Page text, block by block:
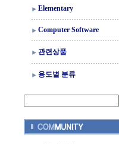
Elementary
Computer Software
관련상품
용도별 분류